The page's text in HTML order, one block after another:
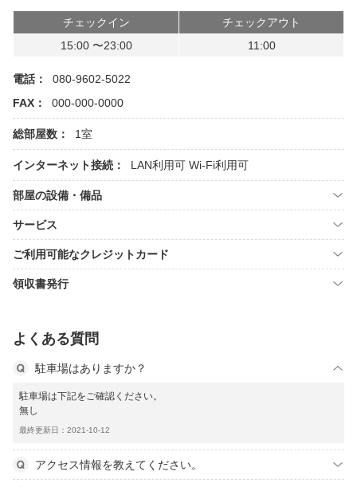
チェックイン
チェックアウト
15:00 〜23:00
11:00
電話：
080-9602-5022
FAX：
000-000-0000
総部屋数： 1室
インターネット接続： LAN利用可 Wi-Fi利用可
部屋の設備・備品
サービス
ご利用可能なクレジットカード
領収書発行
よくある質問
駐車場はありますか？
駐車場は下記をご確認ください。
無し
最終更新日：2021-10-12
アクセス情報を教えてください。